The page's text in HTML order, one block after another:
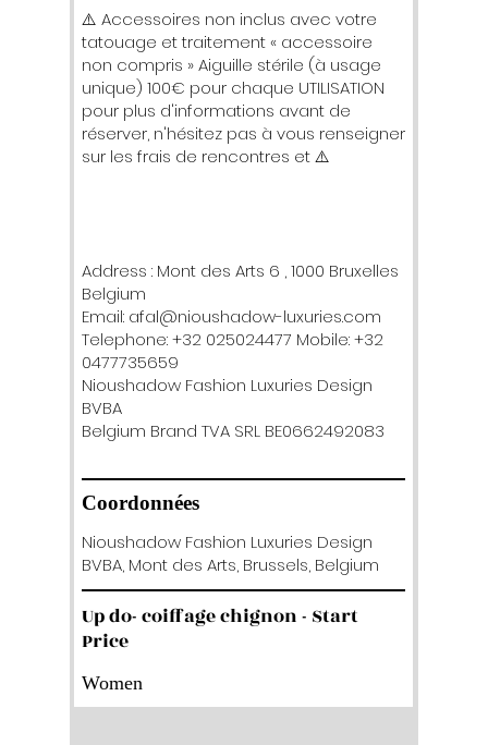
⚠️ Accessoires non inclus avec votre
tatouage et traitement « accessoire
non compris » Aiguille stérile (à usage
unique) 100€ pour chaque UTILISATION
pour plus d'informations avant de
réserver, n'hésitez pas à vous renseigner
sur les frais de rencontres et ⚠️
Address : Mont des Arts 6 , 1000 Bruxelles
Belgium
Email: afal@nioushadow-luxuries.com
Telephone: +32 025024477 Mobile: +32
0477735659
Nioushadow Fashion Luxuries Design
BVBA
Belgium Brand TVA SRL BE0662492083
Coordonnées
Nioushadow Fashion Luxuries Design
BVBA, Mont des Arts, Brussels, Belgium
Up do- coiffage chignon - Start
Price
Women